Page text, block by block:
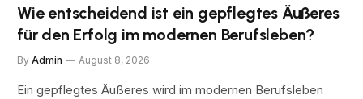
Wie entscheidend ist ein gepflegtes Äußeres
für den Erfolg im modernen Berufsleben?
By Admin August 8, 2026
Ein gepflegtes Äußeres wird im modernen Berufsleben